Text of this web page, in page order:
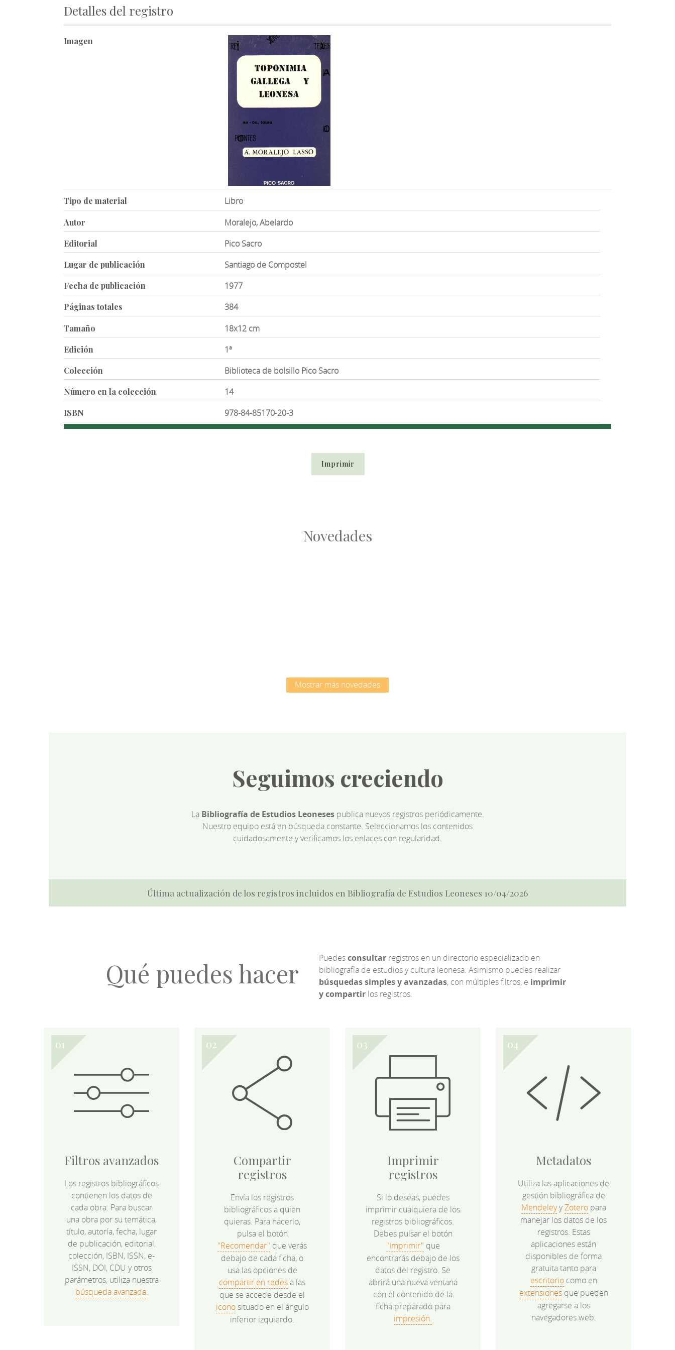
Detalles del registro
Imagen
Tipo de material Libro
Autor Moralejo, Abelardo
Editorial Pico Sacro
Lugar de publicación Santiago de Compostel
Fecha de publicación 1977
Páginas totales 384
Tamaño 18x12 cm
Edición 1ª
Colección Biblioteca de bolsillo Pico Sacro
Número en la colección 14
ISBN 978-84-85170-20-3
Imprimir
Novedades
Mostrar más novedades
Seguimos creciendo
La Bibliografía de Estudios Leonesespublica nuevos registros periódicamente.
Nuestro equipo está en búsqueda constante. Seleccionamos los contenidos
cuidadosamente y verificamos los enlaces con regularidad.
Última actualización de los registros incluidos en Bibliografía de Estudios Leoneses 10/04/2026
Qué puedes hacer Puedesconsultarregistros en un directorio especializado en
bibliografía de estudios y cultura leonesa. Asimismo puedes realizar
búsquedas simples y avanzadas, con múltiples filtros, e imprimir
y compartirlos registros.
Filtros avanzados
Los registros bibliográficos
contienen los datos de
cada obra. Para buscar
una obra por su temática,
título, autoría, fecha, lugar
de publicación, editorial,
colección, ISBN, ISSN, e-
ISSN, DOI, CDU y otros
parámetros, utiliza nuestra
búsqueda avanzada.
Compartir
registros
Envía los registros
bibliográficos a quien
quieras. Para hacerlo,
pulsa el botón
"Recomendar" que verás
debajo de cada ficha, o
usa las opciones de
compartir en redesa las
que se accede desde el
iconosituado en el ángulo
inferior izquierdo.
Imprimir
registros
Si lo deseas, puedes
imprimir cualquiera de los
registros bibliográficos.
Debes pulsar el botón
"Imprimir" que
encontrarás debajo de los
datos del registro. Se
abrirá una nueva ventana
con el contenido de la
ficha preparado para
impresión.
Metadatos
Utiliza las aplicaciones de
gestión bibliográfica de
MendeleyyZoteropara
manejar los datos de los
registros. Estas
aplicaciones están
disponibles de forma
gratuita tanto para
escritoriocomo en
extensionesque pueden
agregarse a los
navegadores web.